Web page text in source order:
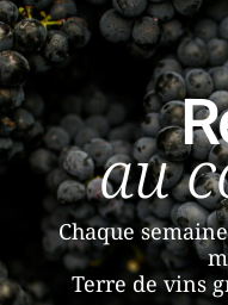
au
Chaque
Terre de vins